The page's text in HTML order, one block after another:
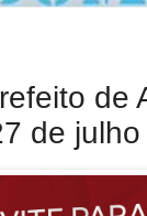
de
de julho